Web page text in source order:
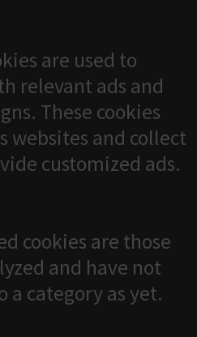
are used to
relevant ads and
These cookies
websites and collect
customized ads.
cookies are those
and have not
a category as yet.